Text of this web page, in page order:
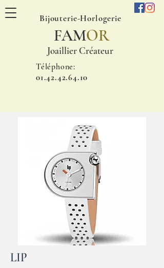
Bijouterie-Horlogerie
FAMOR
Joaillier Créateur
Téléphone:
01.42.42.64.10
LIP